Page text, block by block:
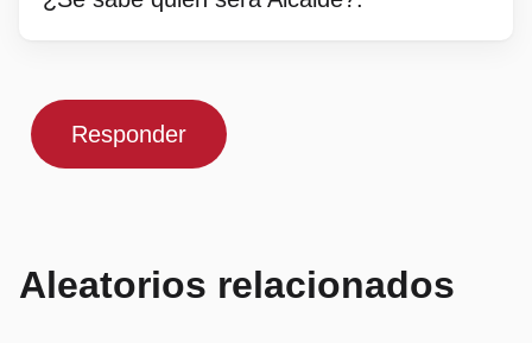
Responder
Aleatorios relacionados